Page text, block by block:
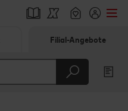
Filial-Angebote